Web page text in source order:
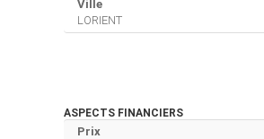
Ville
LORIENT
ASPECTS FINANCIERS
Prix